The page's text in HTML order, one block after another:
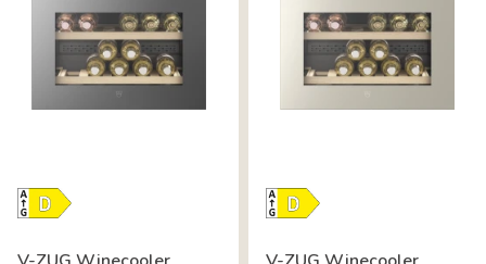
Energielabel- Energielabel-